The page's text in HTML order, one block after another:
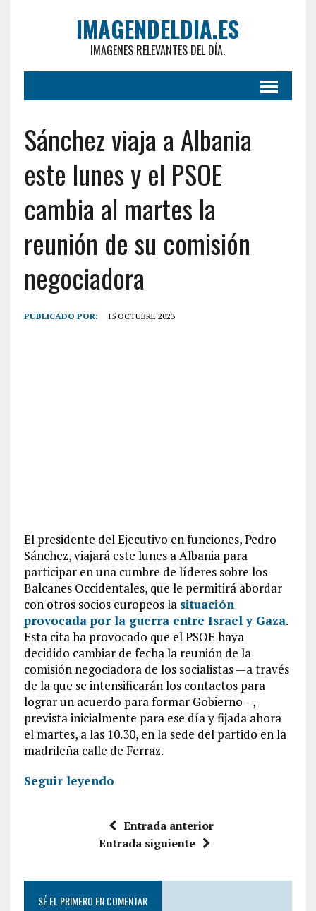
IMAGENDELDIA.ES
IMAGENES RELEVANTES DEL DÍA.
Sánchez viaja a Albania
este lunes y el PSOE
cambia al martes la
reunión de su comisión
negociadora
PUBLICADO POR: 15 OCTUBRE 2023
El presidente del Ejecutivo en funciones, Pedro
Sánchez, viajará este lunes a Albania para
participar en una cumbre de líderes sobre los
Balcanes Occidentales, que le permitirá abordar
con otros socios europeos la situación
provocada por la guerra entre Israel y Gaza.
Esta cita ha provocado que el PSOE haya
decidido cambiar de fecha la reunión de la
comisión negociadora de los socialistas —a través
de la que se intensificarán los contactos para
lograr un acuerdo para formar Gobierno—,
prevista inicialmente para ese día y fijada ahora
el martes, a las 10.30, en la sede del partido en la
madrileña calle de Ferraz.
Seguir leyendo
Entrada anterior
Entrada siguiente
SÉ EL PRIMERO EN COMENTAR